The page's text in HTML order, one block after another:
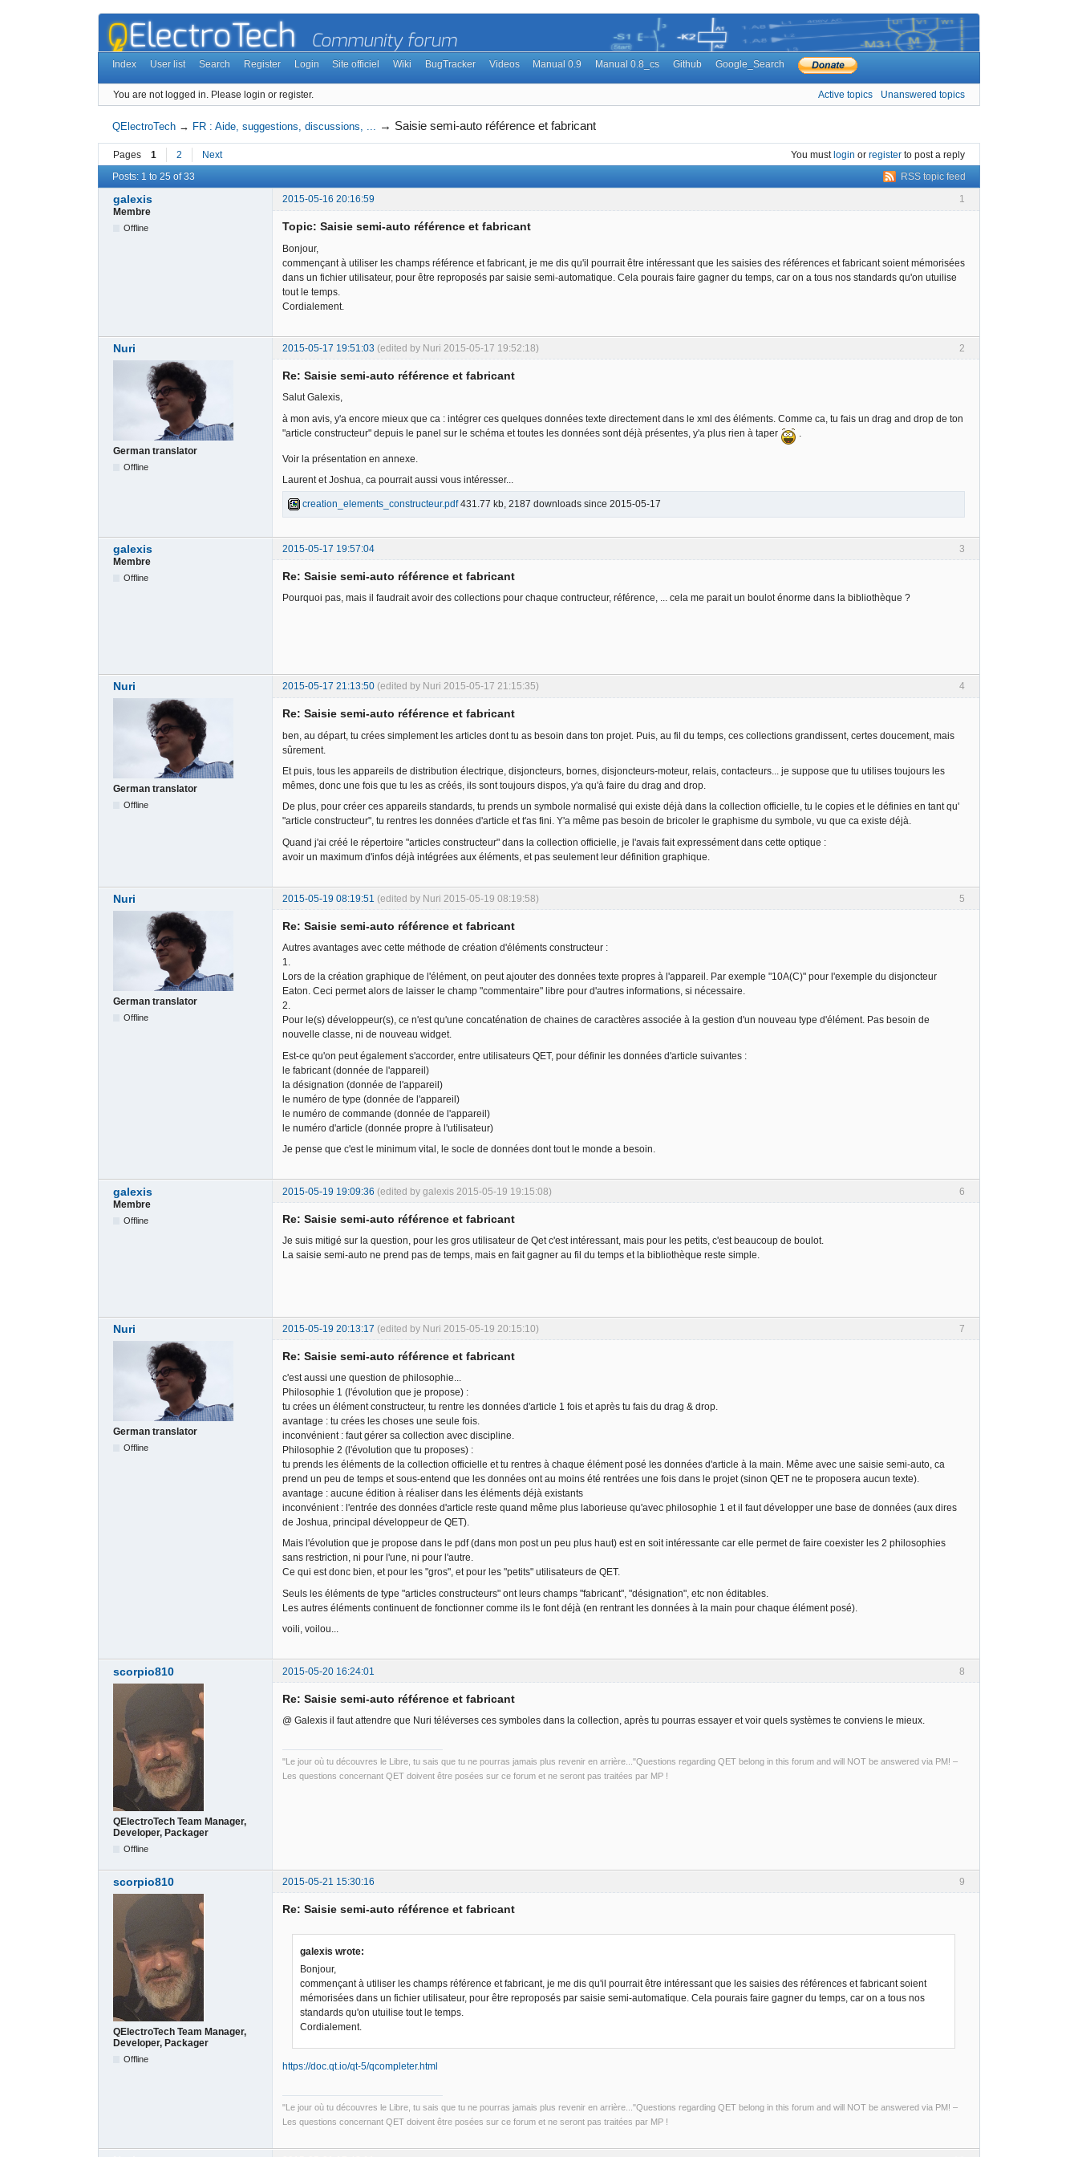
Index User list Search Register Login Site officiel Wiki BugTracker Videos Manual 0.9 Manual 0.8_cs Github Google_Search
You are not logged in. Please login or register. Active topics Unanswered topics
QElectroTech → FR : Aide, suggestions, discussions, ... → Saisie semi-auto référence et fabricant
Pages 1 2 Next You mustlogin or register to post a reply
RSS topic feed
Posts: 1 to 25 of 33
1
galexis
2015-05-16 20:16:59
Membre
Offline Topic: Saisie semi-auto référence et fabricant
Bonjour,
commençant à utiliser les champs référence et fabricant, je me dis qu'il pourrait être intéressant que les saisies des références et fabricant soient mémorisées
dans un fichier utilisateur, pour être reproposés par saisie semi-automatique. Cela pourais faire gagner du temps, car on a tous nos standards qu'on utuilise
tout le temps.
Cordialement.
2
Nuri 2015-05-17 19:51:03 (edited by Nuri 2015-05-17 19:52:18)
German translator
Offline
Re: Saisie semi-auto référence et fabricant
Salut Galexis,
à mon avis, y'a encore mieux que ca : intégrer ces quelques données texte directement dans le xml des éléments. Comme ca, tu fais un drag and drop de ton
"article constructeur" depuis le panel sur le schéma et toutes les données sont déjà présentes, y'a plus rien à taper
Voir la présentation en annexe.
Laurent et Joshua, ca pourrait aussi vous intéresser...
creation_elements_constructeur.pdf431.77 kb, 2187 downloads since 2015-05-17
3
galexis
2015-05-17 19:57:04
Membre
Offline Re: Saisie semi-auto référence et fabricant
Pourquoi pas, mais il faudrait avoir des collections pour chaque contructeur, référence, ... cela me parait un boulot énorme dans la bibliothèque ?
4
Nuri 2015-05-17 21:13:50 (edited by Nuri 2015-05-17 21:15:35)
German translator
Offline
Re: Saisie semi-auto référence et fabricant
ben, au départ, tu crées simplement les articles dont tu as besoin dans ton projet. Puis, au fil du temps, ces collections grandissent, certes doucement, mais
sûrement.
Et puis, tous les appareils de distribution électrique, disjoncteurs, bornes, disjoncteurs-moteur, relais, contacteurs... je suppose que tu utilises toujours les
mêmes, donc une fois que tu les as créés, ils sont toujours dispos, y'a qu'à faire du drag and drop.
De plus, pour créer ces appareils standards, tu prends un symbole normalisé qui existe déjà dans la collection officielle, tu le copies et le définies en tant qu'
"article constructeur", tu rentres les données d'article et t'as fini. Y'a même pas besoin de bricoler le graphisme du symbole, vu que ca existe déjà.
Quand j'ai créé le répertoire "articles constructeur" dans la collection officielle, je l'avais fait expressément dans cette optique :
avoir un maximum d'infos déjà intégrées aux éléments, et pas seulement leur définition graphique.
5
Nuri 2015-05-19 08:19:51 (edited by Nuri 2015-05-19 08:19:58)
German translator
Offline
Re: Saisie semi-auto référence et fabricant
Autres avantages avec cette méthode de création d'éléments constructeur :
1.
Lors de la création graphique de l'élément, on peut ajouter des données texte propres à l'appareil. Par exemple "10A(C)" pour l'exemple du disjoncteur
Eaton. Ceci permet alors de laisser le champ "commentaire" libre pour d'autres informations, si nécessaire.
2.
Pour le(s) développeur(s), ce n'est qu'une concaténation de chaines de caractères associée à la gestion d'un nouveau type d'élément. Pas besoin de
nouvelle classe, ni de nouveau widget.
Est-ce qu'on peut également s'accorder, entre utilisateurs QET, pour définir les données d'article suivantes :
le fabricant (donnée de l'appareil)
la désignation (donnée de l'appareil)
le numéro de type (donnée de l'appareil)
le numéro de commande (donnée de l'appareil)
le numéro d'article (donnée propre à l'utilisateur)
Je pense que c'est le minimum vital, le socle de données dont tout le monde a besoin.
6
galexis 2015-05-19 19:09:36 (edited by galexis 2015-05-19 19:15:08)
Membre
Offline Re: Saisie semi-auto référence et fabricant
Je suis mitigé sur la question, pour les gros utilisateur de Qet c'est intéressant, mais pour les petits, c'est beaucoup de boulot.
La saisie semi-auto ne prend pas de temps, mais en fait gagner au fil du temps et la bibliothèque reste simple.
7
Nuri 2015-05-19 20:13:17 (edited by Nuri 2015-05-19 20:15:10)
German translator
Offline
Re: Saisie semi-auto référence et fabricant
c'est aussi une question de philosophie...
Philosophie 1 (l'évolution que je propose) :
tu crées un élément constructeur, tu rentre les données d'article 1 fois et après tu fais du drag & drop.
avantage : tu crées les choses une seule fois.
inconvénient : faut gérer sa collection avec discipline.
Philosophie 2 (l'évolution que tu proposes) :
tu prends les éléments de la collection officielle et tu rentres à chaque élément posé les données d'article à la main. Même avec une saisie semi-auto, ca
prend un peu de temps et sous-entend que les données ont au moins été rentrées une fois dans le projet (sinon QET ne te proposera aucun texte).
avantage : aucune édition à réaliser dans les éléments déjà existants
inconvénient : l'entrée des données d'article reste quand même plus laborieuse qu'avec philosophie 1 et il faut développer une base de données (aux dires
de Joshua, principal développeur de QET).
Mais l'évolution que je propose dans le pdf (dans mon post un peu plus haut) est en soit intéressante car elle permet de faire coexister les 2 philosophies
sans restriction, ni pour l'une, ni pour l'autre.
Ce qui est donc bien, et pour les "gros", et pour les "petits" utilisateurs de QET.
Seuls les éléments de type "articles constructeurs" ont leurs champs "fabricant", "désignation", etc non éditables.
Les autres éléments continuent de fonctionner comme ils le font déjà (en rentrant les données à la main pour chaque élément posé).
voili, voilou...
8
scorpio810 2015-05-20 16:24:01
QElectroTech Team Manager,
Developer, Packager
Offline
Re: Saisie semi-auto référence et fabricant
@ Galexis il faut attendre que Nuri téléverses ces symboles dans la collection, après tu pourras essayer et voir quels systèmes te conviens le mieux.
"Le jour où tu découvres le Libre, tu sais que tu ne pourras jamais plus revenir en arrière..."Questions regarding QET belong in this forum and will NOT be answered via PM! –
Les questions concernant QET doivent être posées sur ce forum et ne seront pas traitées par MP !
9
scorpio810 2015-05-21 15:30:16
QElectroTech Team Manager,
Developer, Packager
Offline
Re: Saisie semi-auto référence et fabricant
galexis wrote:
Bonjour,
commençant à utiliser les champs référence et fabricant, je me dis qu'il pourrait être intéressant que les saisies des références et fabricant soient
mémorisées dans un fichier utilisateur, pour être reproposés par saisie semi-automatique. Cela pourais faire gagner du temps, car on a tous nos
standards qu'on utuilise tout le temps.
Cordialement.
https://doc.qt.io/qt-5/qcompleter.html
"Le jour où tu découvres le Libre, tu sais que tu ne pourras jamais plus revenir en arrière..."Questions regarding QET belong in this forum and will NOT be answered via PM! –
Les questions concernant QET doivent être posées sur ce forum et ne seront pas traitées par MP !